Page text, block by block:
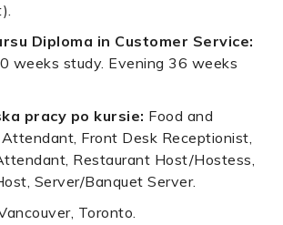
Diploma in Customer Service:
weeks study. Evening 36 weeks
pracy po kursie: Food and
Front Desk Receptionist,
Restaurant Host/Hostess,
Server/Banquet Server.
Toronto.